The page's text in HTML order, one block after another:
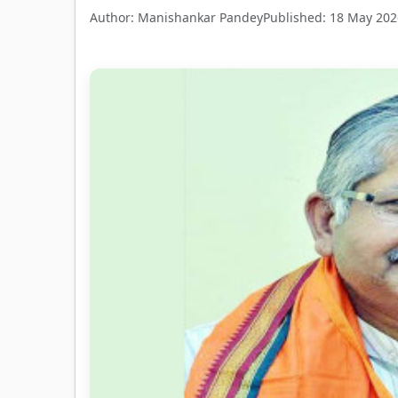
Author: Manishankar PandeyPublished: 18 May